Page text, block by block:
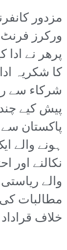
مزدور
ورکرز فرنٹ
پرھر نے ادا
کا شکریہ
شرکاء سے
پیش کیے
پاکستان
ہونے والے
نکالنے اور
والے
مطالبات
خلاف